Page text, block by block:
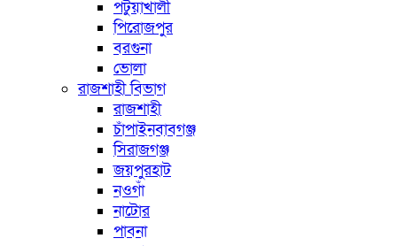
পটুয়াখালী
পিরোজপুর
বরগুনা
ভোলা
রাজশাহী বিভাগ
রাজশাহী
চাঁপাইনবাবগঞ্জ
সিরাজগঞ্জ
জয়পুরহাট
নওগাঁ
নাটোর
পাবনা